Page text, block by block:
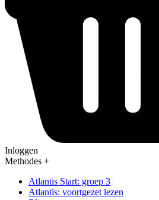
Inloggen
Methodes +
Atlantis Start: groep 3
Atlantis: voortgezet lezen